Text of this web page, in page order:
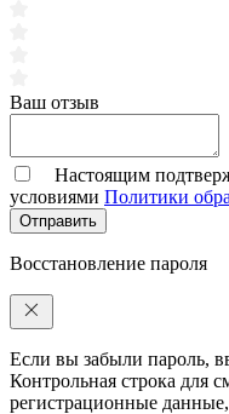
Ваш отзыв
Настоящим
условиями Политики
Отправить
Восстановление пароля
Если вы забыли пароль,
Контрольная строка для
регистрационные